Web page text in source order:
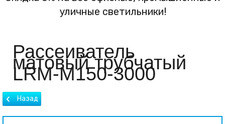
уличные светильники!
Рассеиватель
матовый трубчатый
LRM-М150-3000